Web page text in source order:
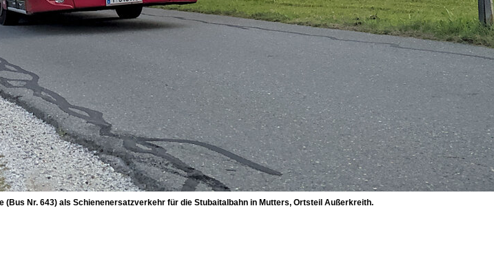
Nr. 643) als Schienenersatzverkehr für die Stubaitalbahn in Mutters, Ortsteil Außerkreith.